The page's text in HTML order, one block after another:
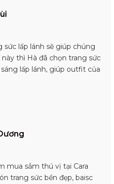
lấp lánh sẽ giúp chúng
thì Hà đã chọn trang sức
lấp lánh, giúp outfit của
mua sắm thú vị tại Cara
trang sức bền đẹp, baisc